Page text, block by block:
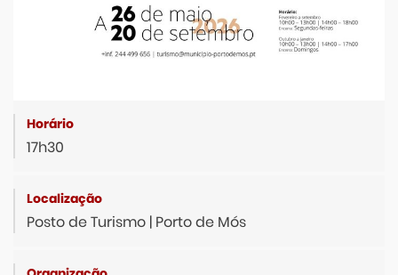
17h30
Posto de Turismo | Porto de Mós